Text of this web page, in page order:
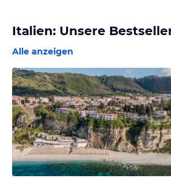
Italien: Unsere
Alle anzeigen